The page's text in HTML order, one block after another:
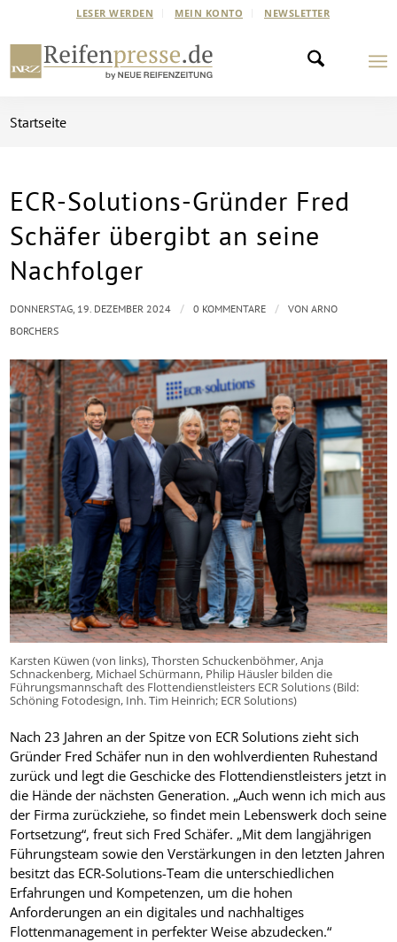
LESER WERDEN MEIN KONTO NEWSLETTER
Startseite
ECR-Solutions-Gründer Fred
Schäfer übergibt an seine
Nachfolger
Karsten Küwen (von links), Thorsten Schuckenböhmer, Anja
Schnackenberg, Michael Schürmann, Philip Häusler bilden die
Führungsmannschaft des Flottendienstleisters ECR Solutions (Bild:
Schöning Fotodesign, Inh. Tim Heinrich; ECR Solutions)
Nach 23 Jahren an der Spitze von ECR Solutions zieht sich
Gründer Fred Schäfer nun in den wohlverdienten Ruhestand
zurück und legt die Geschicke des Flottendienstleisters jetzt in
die Hände der nächsten Generation. „Auch wenn ich mich aus
der Firma zurückziehe, so findet mein Lebenswerk doch seine
Fortsetzung“, freut sich Fred Schäfer. „Mit dem langjährigen
Führungsteam sowie den Verstärkungen in den letzten Jahren
besitzt das ECR-Solutions-Team die unterschiedlichen
Erfahrungen und Kompetenzen, um die hohen
Anforderungen an ein digitales und nachhaltiges
Flottenmanagement in perfekter Weise abzudecken.“
DONNERSTAG, 19. DEZEMBER 2024 / 0 KOMMENTARE / VONARNO
BORCHERS